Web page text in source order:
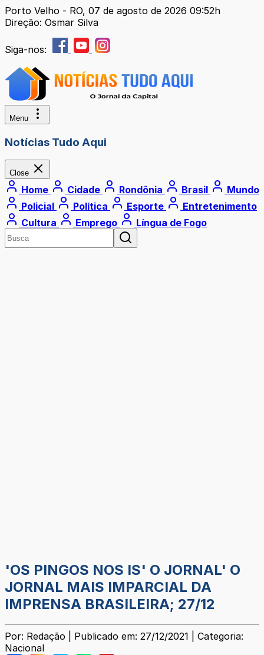
Porto Velho - RO, 07 de agosto de 2026 09:52h
Direção: Osmar Silva
Siga-nos:
Menu
Notícias Tudo Aqui
Close
Home Cidade Rondônia Brasil
Mundo
Policial
Política Esporte
Entretenimento
Cultura
Emprego Língua de Fogo
'OS PINGOS NOS IS' O JORNAL' O
JORNAL MAIS IMPARCIAL DA
IMPRENSA BRASILEIRA; 27/12
Por: Redação | Publicado em: 27/12/2021 | Categoria:
Nacional